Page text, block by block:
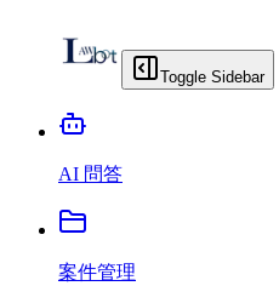
Toggle Sidebar
AI 問答
案件管理